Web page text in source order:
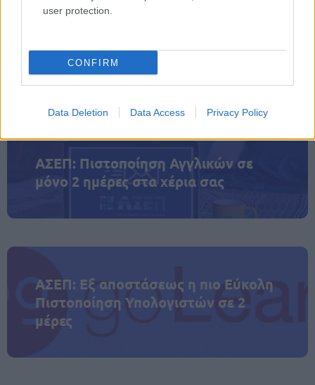
user protection.
CONFIRM
Data Deletion Data Access Privacy Policy
στην υπόθεση.
ΑΣΕΠ: Πιστοποίηση Αγγλικών σε
μόνο 2 ημέρες στα χέρια σας
ΑΣΕΠ: Εξ αποστάσεως η πιο Εύκολη
Πιστοποίηση Υπολογιστών σε 2
μέρες